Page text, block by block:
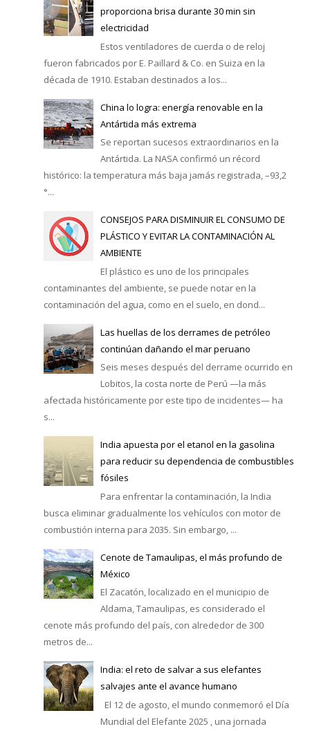
proporciona brisa durante 30 min sin
electricidad
Estos ventiladores de cuerda o de reloj
fueron fabricados por E. Paillard & Co. en Suiza en la
década de 1910. Estaban destinados a los...
China lo logra: energía renovable en la
Antártida más extrema
Se reportan sucesos extraordinarios en la
Antártida. La NASA confirmó un récord
histórico: la temperatura más baja jamás registrada, –93,2
°...
CONSEJOS PARA DISMINUIR EL CONSUMO DE
PLÁSTICO Y EVITAR LA CONTAMINACIÓN AL
AMBIENTE
El plástico es uno de los principales
contaminantes del ambiente, se puede notar en la
contaminación del agua, como en el suelo, en dond...
Las huellas de los derrames de petróleo
continúan dañando el mar peruano
Seis meses después del derrame ocurrido en
Lobitos, la costa norte de Perú —la más
afectada históricamente por este tipo de incidentes— ha
s...
India apuesta por el etanol en la gasolina
para reducir su dependencia de combustibles
fósiles
Para enfrentar la contaminación, la India
busca eliminar gradualmente los vehículos con motor de
combustión interna para 2035. Sin embargo, ...
Cenote de Tamaulipas, el más profundo de
México
El Zacatón, localizado en el municipio de
Aldama, Tamaulipas, es considerado el
cenote más profundo del país, con alrededor de 300
metros de...
India: el reto de salvar a sus elefantes
salvajes ante el avance humano
El 12 de agosto, el mundo conmemoró el Día
Mundial del Elefante 2025 , una jornada